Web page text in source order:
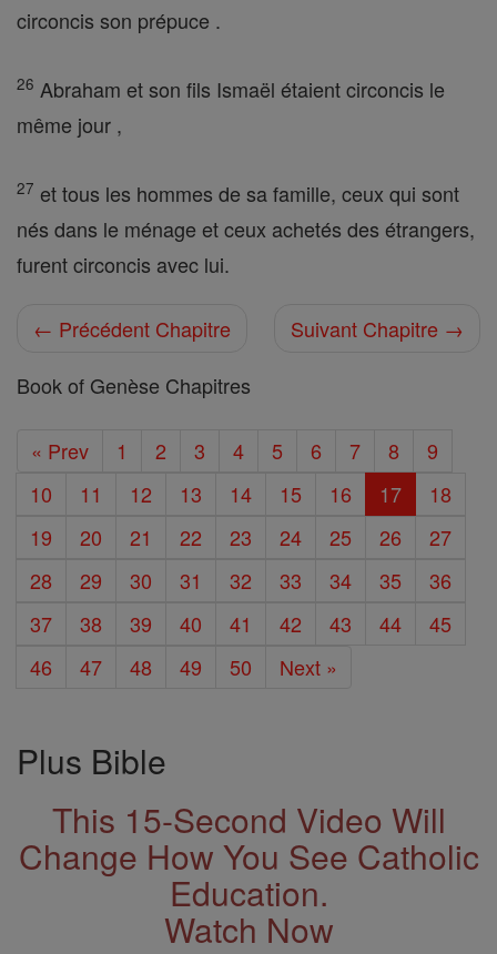
circoncis son prépuce .
26 Abraham et son fils Ismaël étaient circoncis le
même jour ,
27 et tous les hommes de sa famille, ceux qui sont
nés dans le ménage et ceux achetés des étrangers,
furent circoncis avec lui.
← Précédent Chapitre
Suivant Chapitre →
Book of Genèse Chapitres
« Prev 1 2 3 4 5 6 7 8
9
10
11 12 13 14 15 16 17
18
19
20 21 22 23 24 25 26
27
28
29 30 31 32 33 34 35
36
37
38 39 40 41 42 43 44
45
46
47 48 49 50 Next »
Plus Bible
This 15-Second Video Will
Change How You See Catholic
Education.
Watch Now